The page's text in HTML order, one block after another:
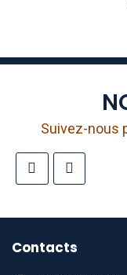
Suivez-nous
Contacts